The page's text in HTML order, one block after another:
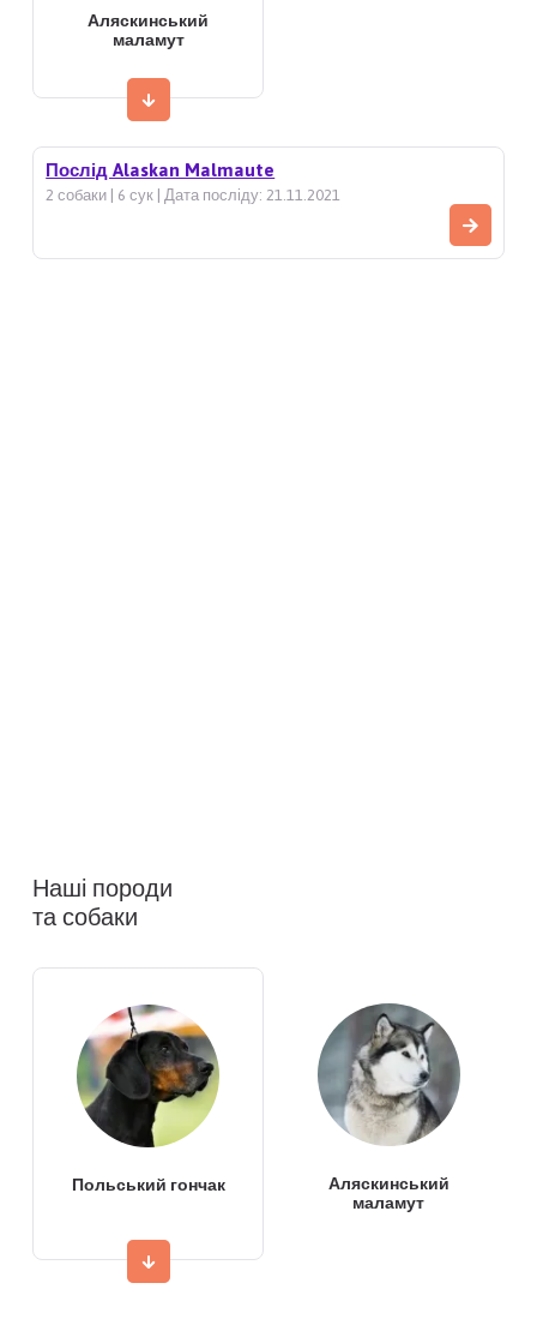
Аляскинський
маламут
Послід Alaskan Malmaute
2 собаки | 6 сук | Дата посліду: 21.11.2021
Наші породи
та собаки
Польський гончак
Аляскинський
маламут